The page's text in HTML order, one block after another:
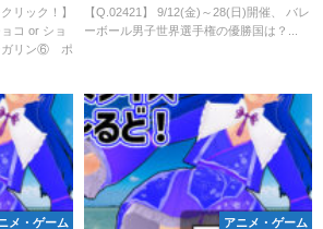
「来月
で、①
る単語
リック！】
or ショ
リン⑥ ポ
権の優勝国は？
【Q.02421】 9/12(金)～28(日)開催、 バレ
ーボール男子世界選手権の優勝国は？...
メ・ゲーム アニメ・ゲーム